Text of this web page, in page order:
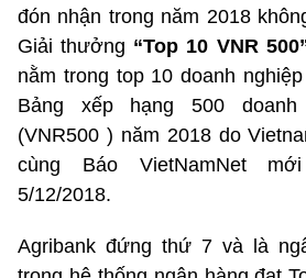
đón nhận trong năm 2018
Giải thưởng “Top 10 VNR
nằm trong top 10 doanh
Bảng xếp hạng 500
(VNR500 ) năm 2018 do
cùng Báo VietNamNet
5/12/2018.
Agribank đứng thứ 7 và là